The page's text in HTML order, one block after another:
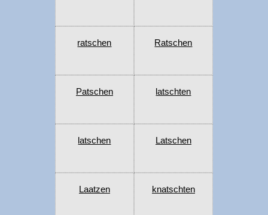
ratschen Ratschen
Patschen latschten
latschen Latschen
Laatzen knatschten